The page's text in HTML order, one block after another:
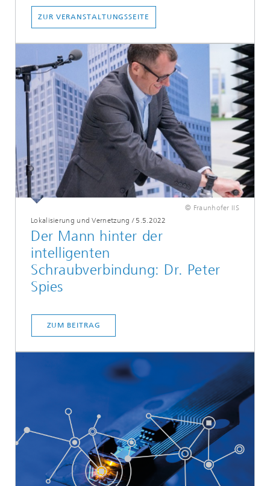
ZUR VERANSTALTUNGSSEITE
© Fraunhofer IIS
Lokalisierung und Vernetzung / 5.5.2022
Der Mann hinter der
intelligenten
Schraubverbindung: Dr. Peter
Spies
ZUM BEITRAG